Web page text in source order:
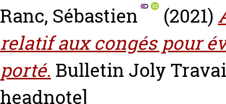
Ranc, Sébastien
(2021)
relatif aux congés pour
porté. Bulletin Joly
headnote]